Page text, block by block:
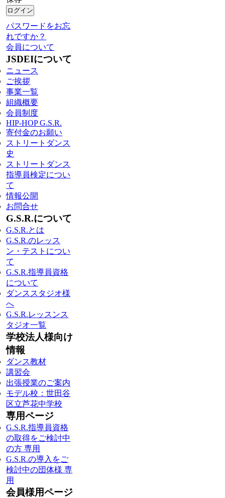
パスワードをお忘
れですか？
会員について
JSDEIについて
ニュース
ご挨拶
事業一覧
組織概要
会員制度
HIP-HOP G.S.R.
寄付金のお願い
ストリートダンス
史
ストリートダンス
指導員検定につい
て
情報公開
お問合せ
G.S.R.について
G.S.R.とは
G.S.R.のレッス
ン・テストについ
て
G.S.R.指導員資格
について
ダンススタジオ様
へ
G.S.R.レッスンス
タジオ一覧
学校法人様向け
情報
ダンス教材
講習会
出張授業のご案内
モデル校：世田谷
区立芦花中学校
専用ページ
G.S.R.指導員資格
の取得をご検討中
の方 専用
G.S.R.の導入をご
検討中の団体様 専
用
会員様用ページ